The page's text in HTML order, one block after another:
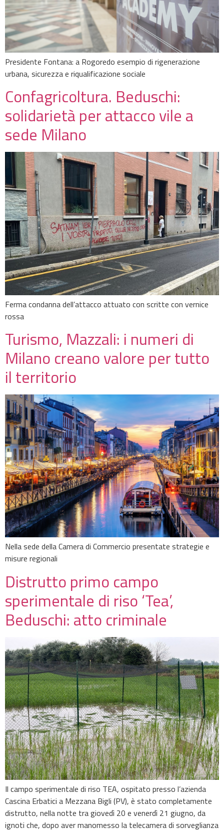
Presidente Fontana: a Rogoredo esempio di rigenerazione
urbana, sicurezza e riqualificazione sociale
Confagricoltura. Beduschi:
solidarietà per attacco vile a
sede Milano
Ferma condanna dell’attacco attuato con scritte con vernice
rossa
Turismo, Mazzali: i numeri di
Milano creano valore per tutto
il territorio
Nella sede della Camera di Commercio presentate strategie e
misure regionali
Distrutto primo campo
sperimentale di riso ‘Tea’,
Beduschi: atto criminale
Il campo sperimentale di riso TEA, ospitato presso l’azienda
Cascina Erbatici a Mezzana Bigli (PV), è stato completamente
distrutto, nella notte tra giovedì 20 e venerdì 21 giugno, da
ignoti che, dopo aver manomesso la telecamera di sorveglianza